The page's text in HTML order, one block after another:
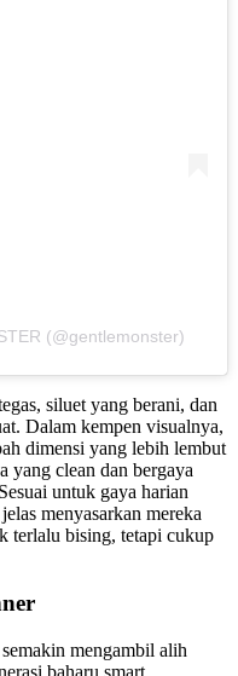
(@gentlemonster)
siluet yang berani, dan
Dalam kempen visualnya,
dimensi yang lebih lembut
yang clean dan bergaya
untuk gaya harian
menyasarkan mereka
terlalu bising, tetapi cukup
mengambil alih
baharu smart